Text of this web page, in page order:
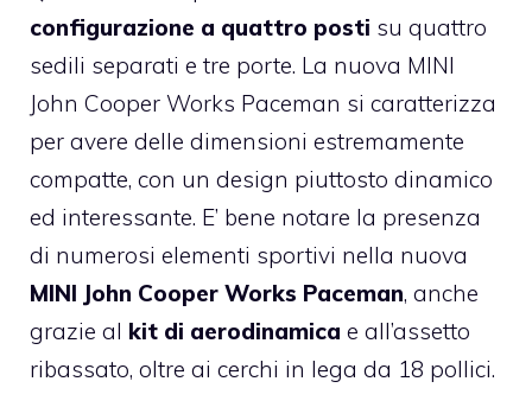
configurazione a quattro posti su quattro
sedili separati e tre porte. La nuova MINI
John Cooper Works Paceman si caratterizza
per avere delle dimensioni estremamente
compatte, con un design piuttosto dinamico
ed interessante. E’ bene notare la presenza
di numerosi elementi sportivi nella nuova
MINI John Cooper Works Paceman, anche
grazie al kit di aerodinamica e all’assetto
ribassato, oltre ai cerchi in lega da 18 pollici.